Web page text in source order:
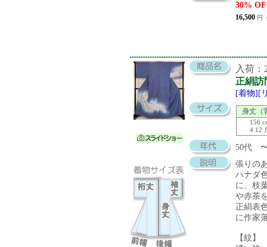
30%
16,500 円
入荷：
正絹訪
[着物][
身丈（
156
4.12
50代
張りの
ハナダ
に、枝
や赤茶
正絹表
に作家
【紋】